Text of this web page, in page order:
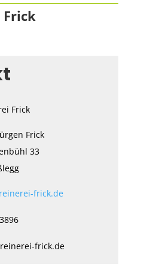
Frick
Frick
Frick
33
frick.de
frick.de